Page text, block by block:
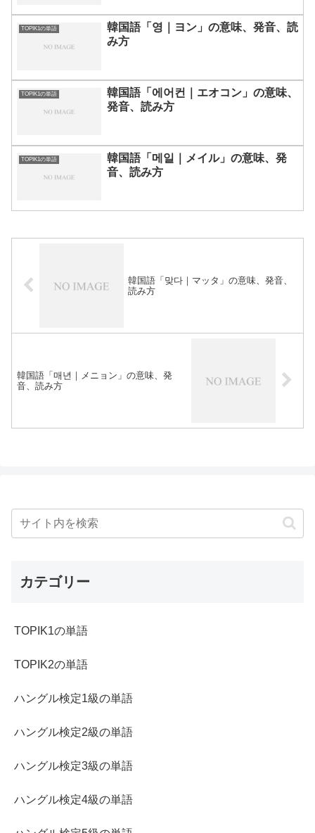
TOPIK1の単語
韓国語「영｜ヨン」の意味、発音、読
み方
TOPIK1の単語
韓国語「에어컨｜エオコン」の意味、
発音、読み方
TOPIK1の単語
韓国語「메일｜メイル」の意味、発
音、読み方
韓国語「맞다｜マッタ」の意味、発音、
読み方
韓国語「매년｜メニョン」の意味、発
音、読み方
カテゴリー
TOPIK1の単語
TOPIK2の単語
ハングル検定1級の単語
ハングル検定2級の単語
ハングル検定3級の単語
ハングル検定4級の単語